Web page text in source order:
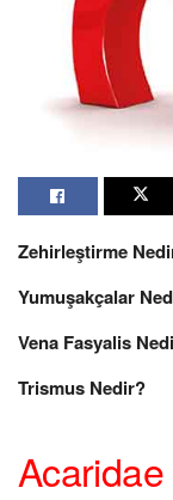
Zehirleştirme
Yumuşakçalar
Vena Fasyalis
Trismus Nedir?